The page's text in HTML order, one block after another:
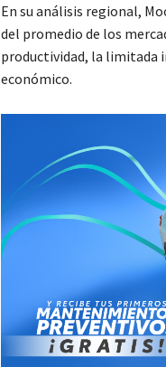
En su análisis regional,
del promedio de los
productividad, la limitada
económico.